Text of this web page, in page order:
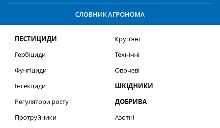
СЛОВНИК АГРОНОМА
ПЕСТИЦИДИ
Гербіциди
Фунгіциди
Інсекциди
Регулятори росту
Протруйники
Круп’яні
Технічні
Овочеві
ШКІДНИКИ
ДОБРИВА
Азотні